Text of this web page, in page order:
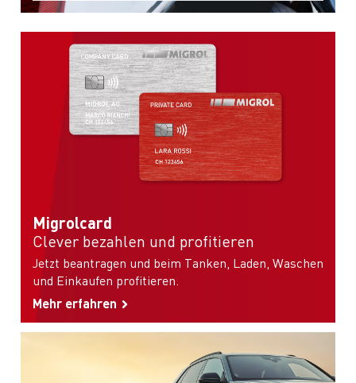
Migrolcard
Clever bezahlen und profitieren
Jetzt beantragen und beim Tanken, Laden, Waschen
und Einkaufen profitieren.
Mehr erfahren